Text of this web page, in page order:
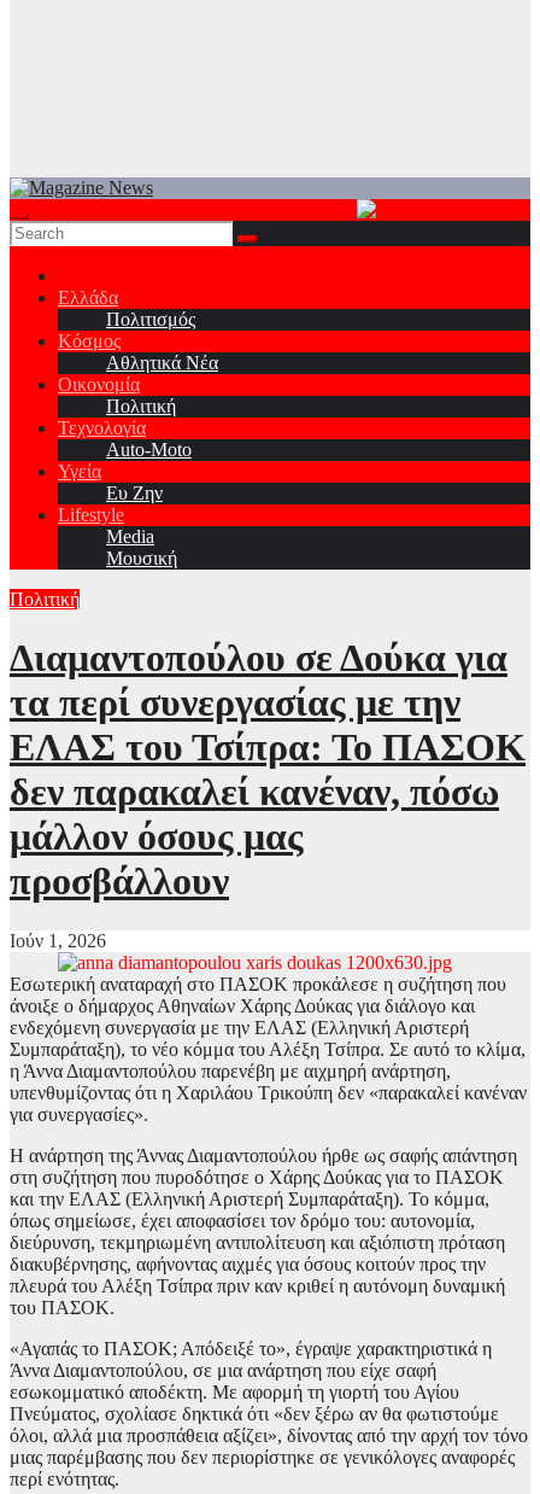
Ελλάδα
Πολιτισμός
Κόσμος
Αθλητικά Νέα
Οικονομία
Πολιτική
Τεχνολογία
Auto-Moto
Υγεία
Ευ Ζην
Lifestyle
Media
Μουσική
Πολιτική
Διαμαντοπούλου σε Δούκα για
τα περί συνεργασίας με την
ΕΛΑΣ του Τσίπρα: Το ΠΑΣΟΚ
δεν παρακαλεί κανέναν, πόσω
μάλλον όσους μας
προσβάλλουν
Ιούν 1, 2026
Εσωτερική αναταραχή στο ΠΑΣΟΚ προκάλεσε η συζήτηση που
άνοιξε ο δήμαρχος Αθηναίων Χάρης Δούκας για διάλογο και
ενδεχόμενη συνεργασία με την ΕΛΑΣ (Ελληνική Αριστερή
Συμπαράταξη), το νέο κόμμα του Αλέξη Τσίπρα. Σε αυτό το κλίμα,
η Άννα Διαμαντοπούλου παρενέβη με αιχμηρή ανάρτηση,
υπενθυμίζοντας ότι η Χαριλάου Τρικούπη δεν «παρακαλεί κανέναν
για συνεργασίες».
Η ανάρτηση της Άννας Διαμαντοπούλου ήρθε ως σαφής απάντηση
στη συζήτηση που πυροδότησε ο Χάρης Δούκας για το ΠΑΣΟΚ
και την ΕΛΑΣ (Ελληνική Αριστερή Συμπαράταξη). Το κόμμα,
όπως σημείωσε, έχει αποφασίσει τον δρόμο του: αυτονομία,
διεύρυνση, τεκμηριωμένη αντιπολίτευση και αξιόπιστη πρόταση
διακυβέρνησης, αφήνοντας αιχμές για όσους κοιτούν προς την
πλευρά του Αλέξη Τσίπρα πριν καν κριθεί η αυτόνομη δυναμική
του ΠΑΣΟΚ.
«Αγαπάς το ΠΑΣΟΚ; Απόδειξέ το», έγραψε χαρακτηριστικά η
Άννα Διαμαντοπούλου, σε μια ανάρτηση που είχε σαφή
εσωκομματικό αποδέκτη. Με αφορμή τη γιορτή του Αγίου
Πνεύματος, σχολίασε δηκτικά ότι «δεν ξέρω αν θα φωτιστούμε
όλοι, αλλά μια προσπάθεια αξίζει», δίνοντας από την αρχή τον τόνο
μιας παρέμβασης που δεν περιορίστηκε σε γενικόλογες αναφορές
περί ενότητας.